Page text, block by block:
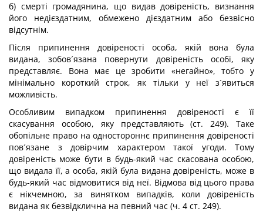
б) смерті громадянина, що видав довіреність, визнання
його недієздатним, обмежено дієздатним або безвісно
відсутнім.
Після припинення довіреності особа, якій вона була
видана, зобов´язана повернути довіреність особі, яку
представляє. Вона має це зробити «негайно», тобто у
мінімально короткий строк, як тільки у неї з´явиться
можливість.
Особливим випадком припинення довіреності є її
скасування особою, яку представляють (ст. 249). Таке
обопільне право на одностороннє припинення довіреності
пов´язане з довірчим характером такої угоди. Тому
довіреність може бути в будь-який час скасована особою,
що видала її, а особа, якій була видана довіреність, може в
будь-який час відмовитися від неї. Відмова від цього права
є нікчемною, за винятком випадків, коли довіреність
видана як безвідклична на певний час (ч. 4 ст. 249).